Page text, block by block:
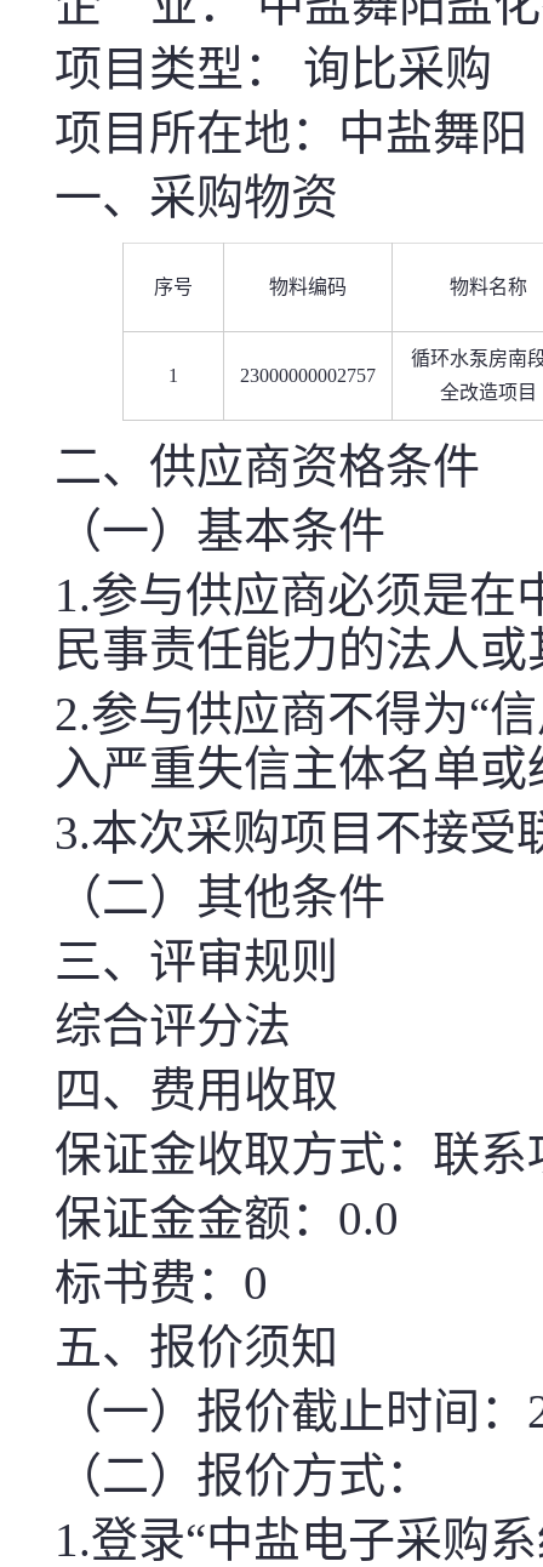
项目类型： 询比采购
项目所在地：中盐舞阳
一、采购物资
序号 物料编码 物料名称
1 23000000002757
循环水泵房南
全改造项目
二、供应商资格条件
（一）基本条件
1.参与供应商必须是在
民事责任能力的法人
2.参与供应商不得为“
入严重失信主体名单
3.本次采购项目不接受
（二）其他条件
三、评审规则
综合评分法
四、费用收取
保证金收取方式：联系
保证金金额：0.0
标书费：0
五、报价须知
（一）报价截止时间：
（二）报价方式：
1.登录“中盐电子采购